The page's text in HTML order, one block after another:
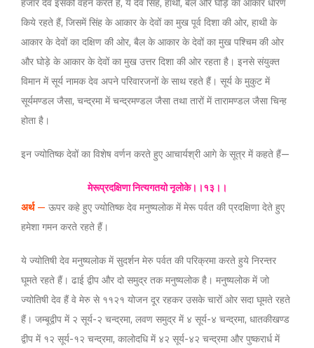
हजार देव इसको वहन करते हैं, ये देव सिंह, हाथी, बैल और घोड़े का आकार धारण
किये रहते हैं, जिसमें सिंह के आकार के देवों का मुख पूर्व दिशा की ओर, हाथी के
आकार के देवों का दक्षिण की ओर, बैल के आकार के देवों का मुख पश्चिम की ओर
और घोड़े के आकार के देवों का मुख उत्तर दिशा की ओर रहता है। इनसे संयुक्त
विमान में सूर्य नामक देव अपने परिवारजनों के साथ रहते हैं। सूर्य के मुकुट में
सूर्यमण्डल जैसा, चन्द्रमा में चन्द्रमण्डल जैसा तथा तारों में तारामण्डल जैसा चिन्ह
होता है।
इन ज्योतिष्क देवों का विशेष वर्णन करते हुए आचार्यश्री आगे के सूत्र में कहते हैं—
मेरूप्रदक्षिणा नित्यगतयो नृलोके।।१३।।
अर्थ— ऊपर कहे हुए ज्योतिष्क देव मनुष्यलोक में मेरू पर्वत की प्रदक्षिणा देते हुए
हमेशा गमन करते रहते हैं।
ये ज्योतिषी देव मनुष्यलोक में सुदर्शन मेरु पर्वत की परिक्रमा करते हुये निरन्तर
घूमते रहते हैं। ढाई द्वीप और दो समुद्र तक मनुष्यलोक है। मनुष्यलोक में जो
ज्योतिषी देव हैं वे मेरु से ११२१ योजन दूर रहकर उसके चारों ओर सदा घूमते रहते
हैं। जम्बूद्वीप में २ सूर्य-२ चन्द्रमा, लवण समुद्र में ४ सूर्य-४ चन्द्रमा, धातकीखण्ड
द्वीप में १२ सूर्य-१२ चन्द्रमा, कालोदधि में ४२ सूर्य-४२ चन्द्रमा और पुष्करार्ध में